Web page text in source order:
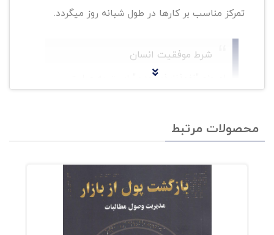
تمرکز مناسب بر کارها در طول شبانه روز میگردد.
شرط موفقیت انسان
امروزی"نفوذناپذیربودن" است به عبارت
و کسب و کارمان و آنچه که ذهن ما را حتی
کرده و از مسیر خود منحرف نگردیم.
فهرست کتاب نفوذ ناپذیر
محصولات مرتبط